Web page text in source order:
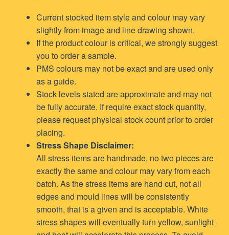
Current stocked item style and colour may vary
slightly from image and line drawing shown.
If the product colour is critical, we strongly suggest
you to order a sample.
PMS colours may not be exact and are used only
as a guide.
Stock levels stated are approximate and may not
be fully accurate. If require exact stock quantity,
please request physical stock count prior to order
placing.
Stress Shape Disclaimer:
All stress items are handmade, no two pieces are
exactly the same and colour may vary from each
batch. As the stress items are hand cut, not all
edges and mould lines will be consistently
smooth, that is a given and is acceptable. White
stress shapes will eventually turn yellow, sunlight